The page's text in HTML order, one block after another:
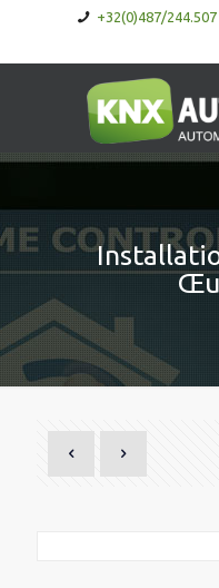
+32(0)487/244.507